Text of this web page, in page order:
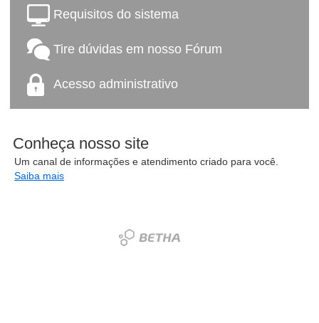
Requisitos do sistema
Tire dúvidas em nosso Fórum
Acesso administrativo
Conheça nosso site
Um canal de informações e atendimento criado para você.
Saiba mais